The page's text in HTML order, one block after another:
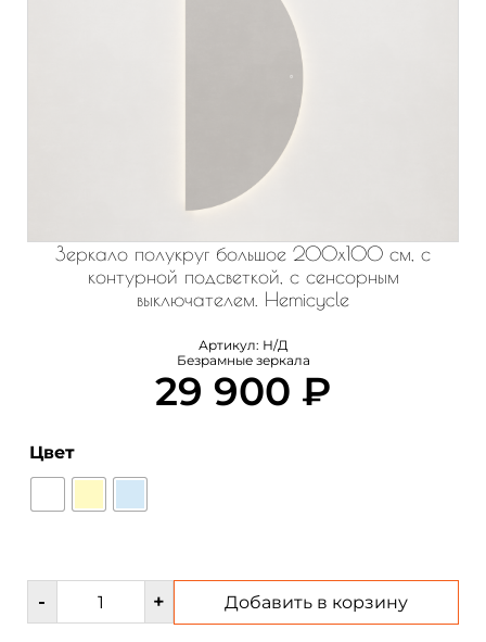
Зеркало полукруг большое 200х100 см, с
контурной подсветкой, с сенсорным
выключателем. Hemicycle
Артикул: Н/Д
Безрамные зеркала
29 900 ₽
Цвет
-
товара
Зеркало
+ Добавить в корзину